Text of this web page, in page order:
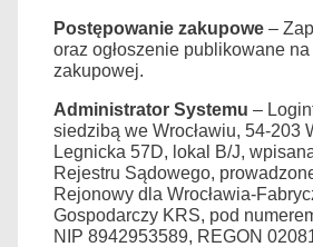
Postępowanie zakupowe –
oraz ogłoszenie publikowane
zakupowej.
Administrator Systemu –
siedzibą we Wrocławiu, 54-203
Legnicka 57D, lokal B/J,
Rejestru Sądowego,
Rejonowy dla Wrocławia-
Gospodarczy KRS, pod
NIP 8942953589, REGON